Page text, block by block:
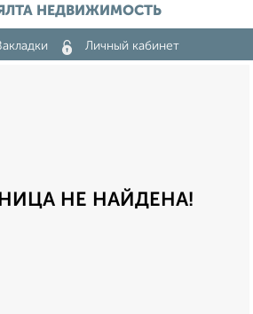
НЕДВИЖИМОСТЬ
Личный кабинет
НЕ НАЙДЕНА!